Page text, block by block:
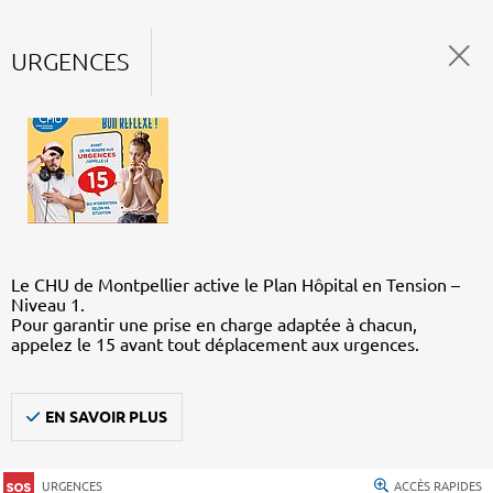
URGENCES
Le CHU de Montpellier active le Plan Hôpital en Tension –
Niveau 1.
Pour garantir une prise en charge adaptée à chacun,
appelez le 15 avant tout déplacement aux urgences.
EN SAVOIR PLUS
URGENCES ACCÈS RAPIDES